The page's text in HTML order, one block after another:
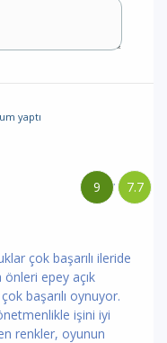
yaptı
7.7
/
9
çok başarılı ileride
epey açık
başarılı oynuyor.
işini iyi
renkler, oyunun